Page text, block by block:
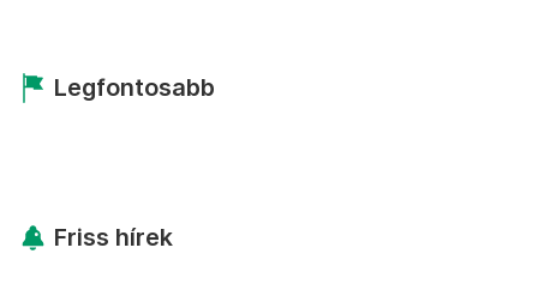
Legfontosabb
Friss hírek